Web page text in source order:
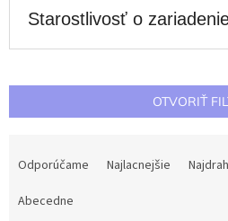
Starostlivosť o
OTVORIŤ
aOdporúčame Najlacnejšie
Abecedne